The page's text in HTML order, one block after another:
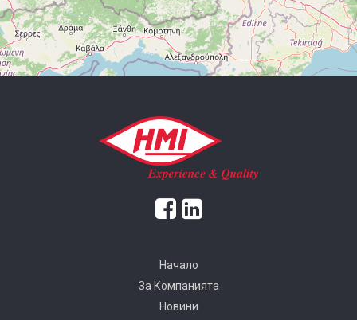
Начало
За Компанията
Новини